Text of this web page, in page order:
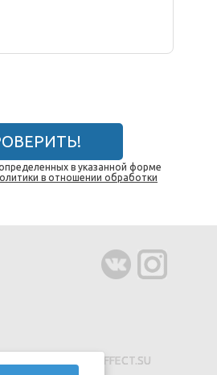
в указанной форме
в отношении обработки
Создание сайтов - EFFECT.SU